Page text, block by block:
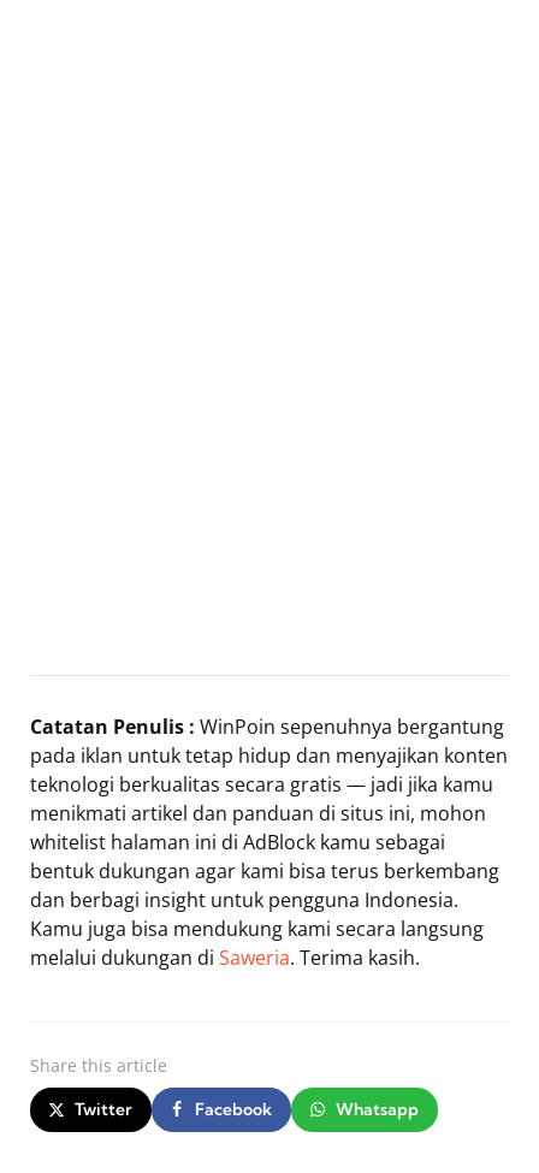
Catatan Penulis : WinPoin sepenuhnya bergantung
pada iklan untuk tetap hidup dan menyajikan konten
teknologi berkualitas secara gratis — jadi jika kamu
menikmati artikel dan panduan di situs ini, mohon
whitelist halaman ini di AdBlock kamu sebagai
bentuk dukungan agar kami bisa terus berkembang
dan berbagi insight untuk pengguna Indonesia.
Kamu juga bisa mendukung kami secara langsung
melalui dukungan di Saweria. Terima kasih.
Share this article
Twitter Facebook Whatsapp